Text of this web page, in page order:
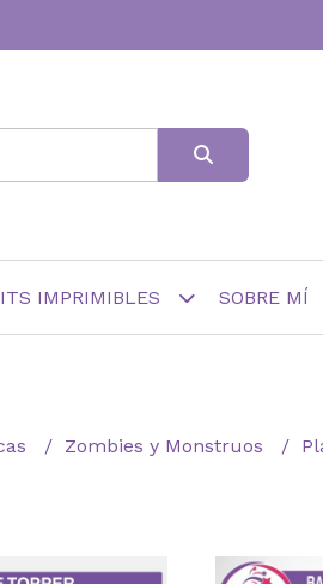
IMPRIMIBLES SOBRE MÍ
Zombies y Monstruos